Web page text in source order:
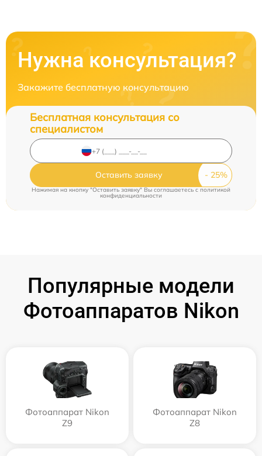
Нужна консультация?
Закажите бесплатную консультацию
Бесплатная консультация со
специалистом
Оставить заявку
Нажимая на кнопку "Оставить заявку" Вы соглашаетесь c политикой
конфиденциальности
Популярные модели
Фотоаппаратов Nikon
Фотоаппарат Nikon
Z9
Фотоаппарат Nikon
Z8